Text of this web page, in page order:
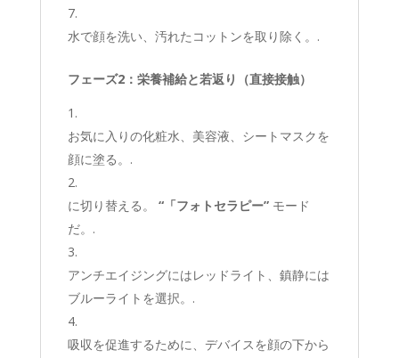
水で顔を洗い、汚れたコットンを取り除く。.
フェーズ2：栄養補給と若返り（直接接触）
お気に入りの化粧水、美容液、シートマスクを
顔に塗る。.
に切り替える。 “「フォトセラピー”モード
だ。.
アンチエイジングにはレッドライト、鎮静には
ブルーライトを選択。.
吸収を促進するために、デバイスを顔の下から